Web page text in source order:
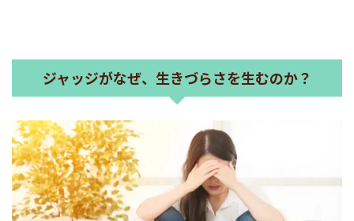
ジャッジがなぜ、生きづらさを生むのか？